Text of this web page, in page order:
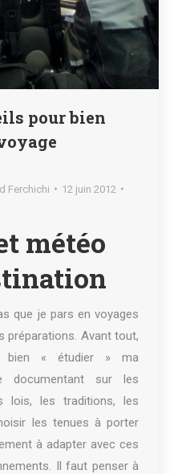
pour bien
Ferchichi
12 juin 2012
météo
que je pars en voyages
préparations. Avant tout,
bien « étudier » ma
documentant sur les
lois, les traditions, les
les tenues à porter
à adapter avec ces
Il faut penser à